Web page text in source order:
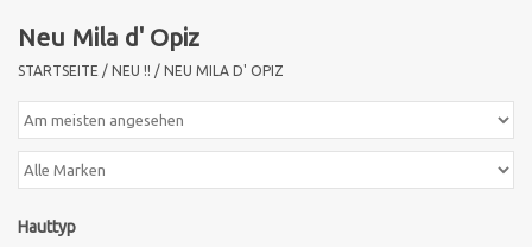
Produkte
Hautprobleme
Männer pflege
Aktionen
Neu Mila d' Opiz
STARTSEITE / NEU !! / NEU MILA D' OPIZ
Hauttyp